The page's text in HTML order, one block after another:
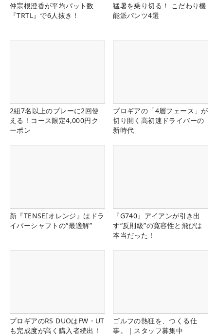
仲宗根澄香が平均パット数
『TRTL』で6人抜き！
猛暑を乗り切る！ こだわり機
能派パンツ4選
2組7名以上のプレーに2回使
える！コース限定4,000円ク
ーポン
プロギアの「4層フェース」が
切り開く高初速ドライバーの
新時代
新『TENSEIオレンジ』はドラ
イバーシャフトの“最適解”
『G740』アイアンが引き出
す“反則級”の寛容性と飛びは
本当だった！
プロギアのRS DUOはFW・UT
も完成度が高く購入者続出！
ゴルフの熱狂を、つくる仕
事。｜スタッフ募集中